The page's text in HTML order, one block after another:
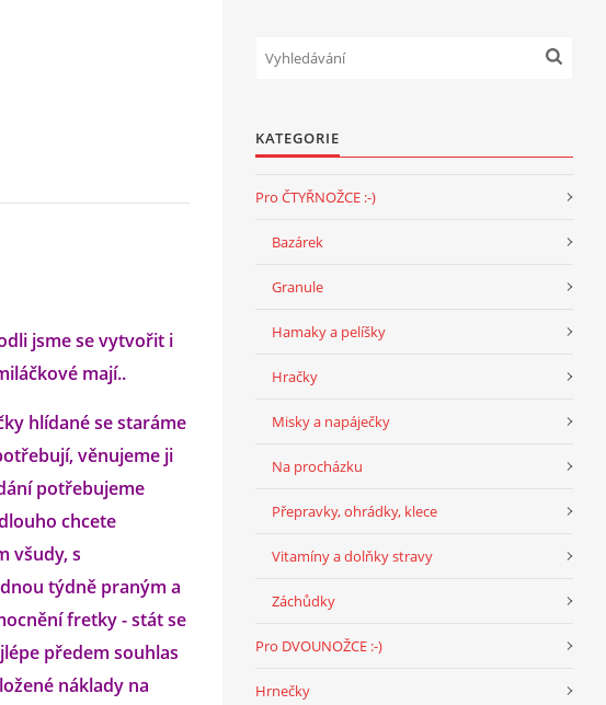
jsme se vytvořit i
mají..
hlídané se staráme
věnujeme ji
potřebujeme
chcete
všudy, s
týdně praným a
fretky - stát se
předem souhlas
náklady na
KATEGORIE
Pro ČTYŘNOŽCE :-)
Bazárek
Granule
Hamaky a pelíšky
Hračky
Misky a napáječky
Na procházku
Přepravky, ohrádky, klece
Vitamíny a dolňky stravy
Záchůdky
Pro DVOUNOŽCE :-)
Hrnečky